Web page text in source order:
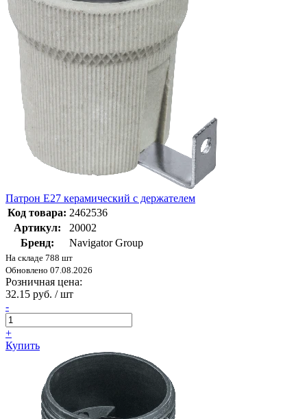
Патрон Е27 керамический с держателем
Код товара: 2462536
Артикул:
20002
Бренд:
Navigator Group
На складе 788 шт
Обновлено 07.08.2026
Розничная цена:
32.15 руб. / шт
-
+
Купить